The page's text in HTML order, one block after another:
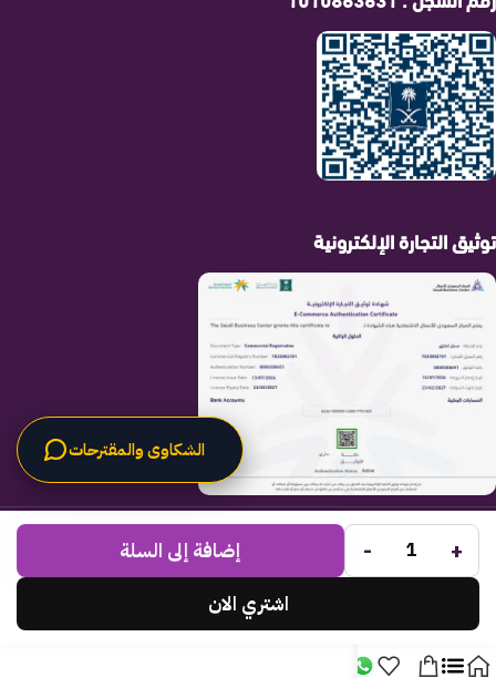
توثيق التجارة الإلكترونية
جميع الحقوق محفوظة لـالحلول الراقية© 2025.
تم التطوير بواسطةCode Times
. +
- إضافة إلى السلة
اشتري الان
الشكاوى والمقترحات